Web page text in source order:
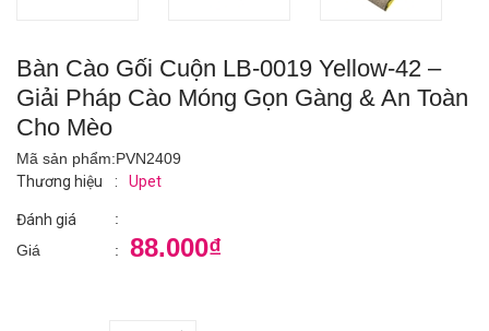
Bàn Cào Gối Cuộn LB-0019 Yellow-42 –
Giải Pháp Cào Móng Gọn Gàng & An Toàn
Cho Mèo
Mã sản phẩm:PVN2409
Thương hiệu
: Upet
Đánh giá
:
Giá
: 88.000₫